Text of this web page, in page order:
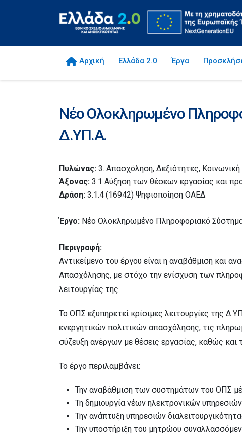
Αρχική Ελλάδα 2.0 Έργα
Νέο Ολοκληρωμένο
Δ.ΥΠ.Α.
Πυλώνας: 3. Απασχόληση, Δεξιότητες, Κοινωνική
Άξονας: 3.1 Αύξηση των θέσεων εργασίας και
Δράση: 3.1.4 (16942) Ψηφιοποίηση ΟΑΕΔ
Έργο: Νέο Ολοκληρωμένο Πληροφοριακό
Περιγραφή:
Αντικείμενο του έργου είναι η αναβάθμιση
Απασχόλησης, με στόχο την ενίσχυση των
λειτουργίας της.
Το ΟΠΣ εξυπηρετεί κρίσιμες λειτουργίες της
ενεργητικών πολιτικών απασχόλησης, τις
σύζευξη ανέργων με θέσεις εργασίας, καθώς
Το έργο περιλαμβάνει:
Την αναβάθμιση των συστημάτων του ΟΠΣ
Τη δημιουργία νέων ηλεκτρονικών
Την ανάπτυξη υπηρεσιών
Την υποστήριξη του μητρώου